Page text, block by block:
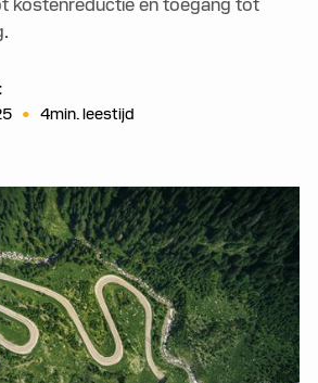
• 4min. leestijd